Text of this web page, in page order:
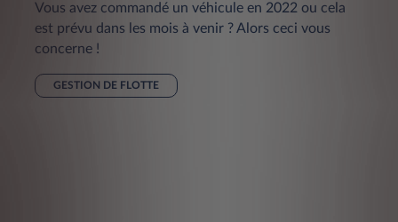
Vous avez commandé un véhicule en 2022 ou cela
est prévu dans les mois à venir ? Alors ceci vous
concerne !
GESTION DE FLOTTE